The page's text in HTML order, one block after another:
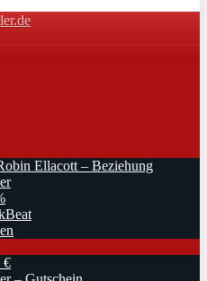
Ellacott – Beziehung
€